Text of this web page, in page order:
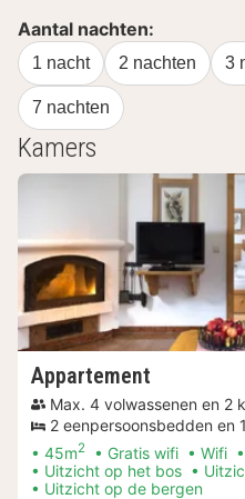
Aantal nachten:
1 nacht 2 nachten 3
7 nachten
Kamers
Appartement
Max. 4 volwassenen en 2
2 eenpersoonsbedden en
45m2 Gratis wifi Wifi
Uitzicht op het bos
Uitzicht op de bergen